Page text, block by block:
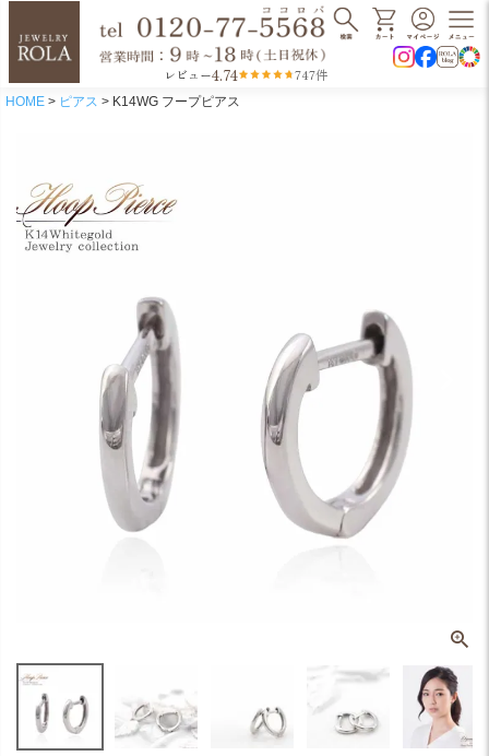
レビュー4.74 747件
HOME ピアス K14WG フープピアス